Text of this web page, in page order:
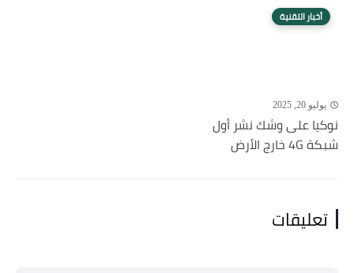
أخبار التقنية
يوليو 20, 2025
نوكيا على وشك نشر أول
شبكة 4G خارج الأرض
تعليقات